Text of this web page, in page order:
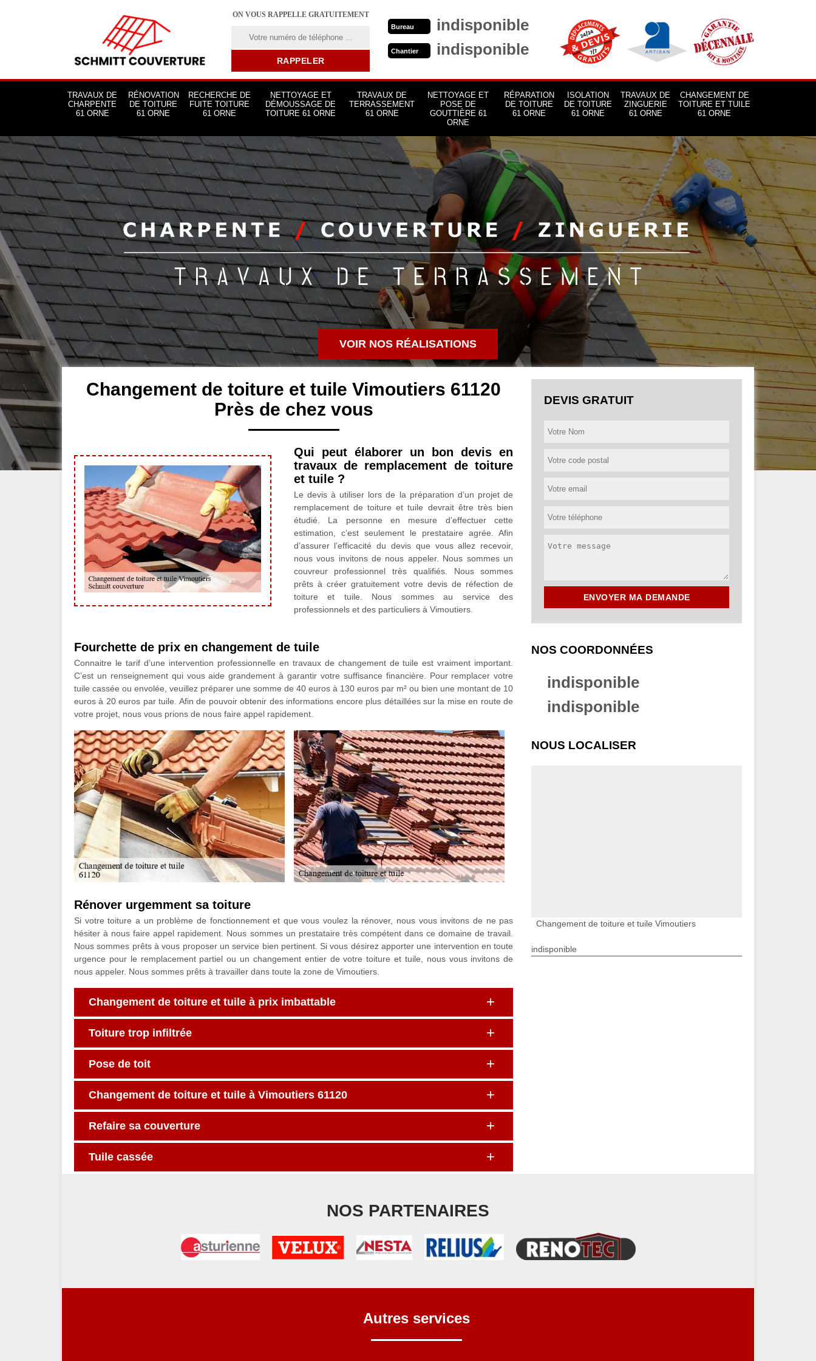
ON VOUS RAPPELLE GRATUITEMENT
Bureau indisponible
Chantier indisponible
TRAVAUX DE
CHARPENTE
61 ORNE
RÉNOVATION
DE TOITURE
61 ORNE
RECHERCHE DE
FUITE TOITURE
61 ORNE
NETTOYAGE ET
DÉMOUSSAGE DE
TOITURE 61 ORNE
TRAVAUX DE
TERRASSEMENT
61 ORNE
NETTOYAGE ET
POSE DE
GOUTTIÈRE 61
ORNE
RÉPARATION
DE TOITURE
61 ORNE
ISOLATION
DE TOITURE
61 ORNE
TRAVAUX DE
ZINGUERIE
61 ORNE
CHANGEMENT DE
TOITURE ET TUILE
61 ORNE
VOIR NOS RÉALISATIONS
Changement de toiture et tuile Vimoutiers 61120
Près de chez vous
Qui peut élaborer un bon devis en
travaux de remplacement de toiture
et tuile ?
Le devis à utiliser lors de la préparation d’un projet de
remplacement de toiture et tuile devrait être très bien
étudié. La personne en mesure d’effectuer cette
estimation, c’est seulement le prestataire agrée. Afin
d’assurer l’efficacité du devis que vous allez recevoir,
nous vous invitons de nous appeler. Nous sommes un
couvreur professionnel très qualifiés. Nous sommes
prêts à créer gratuitement votre devis de réfection de
toiture et tuile. Nous sommes au service des
professionnels et des particuliers à Vimoutiers.
Fourchette de prix en changement de tuile
Connaitre le tarif d’une intervention professionnelle en travaux de changement de tuile est vraiment important.
C’est un renseignement qui vous aide grandement à garantir votre suffisance financière. Pour remplacer votre
tuile cassée ou envolée, veuillez préparer une somme de 40 euros à 130 euros par m² ou bien une montant de 10
euros à 20 euros par tuile. Afin de pouvoir obtenir des informations encore plus détaillées sur la mise en route de
votre projet, nous vous prions de nous faire appel rapidement.
Rénover urgemment sa toiture
Si votre toiture a un problème de fonctionnement et que vous voulez la rénover, nous vous invitons de ne pas
hésiter à nous faire appel rapidement. Nous sommes un prestataire très compétent dans ce domaine de travail.
Nous sommes prêts à vous proposer un service bien pertinent. Si vous désirez apporter une intervention en toute
urgence pour le remplacement partiel ou un changement entier de votre toiture et tuile, nous vous invitons de
nous appeler. Nous sommes prêts à travailler dans toute la zone de Vimoutiers.
Changement de toiture et tuile à prix imbattable
Toiture trop infiltrée
Pose de toit
Changement de toiture et tuile à Vimoutiers 61120
Refaire sa couverture
Tuile cassée
DEVIS GRATUIT
NOS COORDONNÉES
indisponible
indisponible
NOUS LOCALISER
Changement de toiture et tuile Vimoutiers
indisponible
NOS PARTENAIRES
Autres services